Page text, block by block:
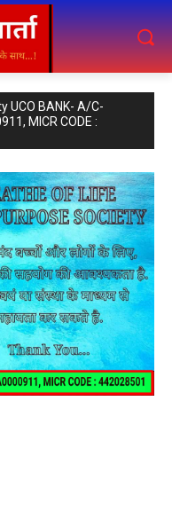
UCO BANK- A/C-
MICR CODE :